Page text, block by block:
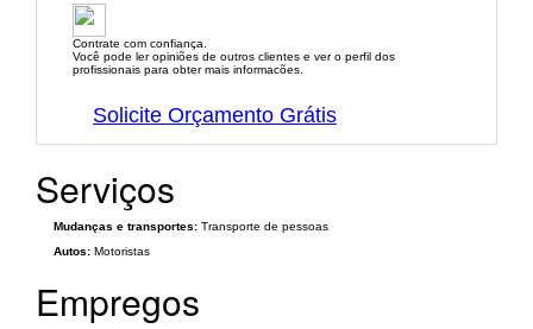
Contrate com confiança.
Você pode ler opiniões de outros clientes e ver o perfil dos
profissionais para obter mais informacões.
Solicite Orçamento Grátis
Serviços
Mudanças e transportes: Transporte de pessoas
Autos: Motoristas
Empregos